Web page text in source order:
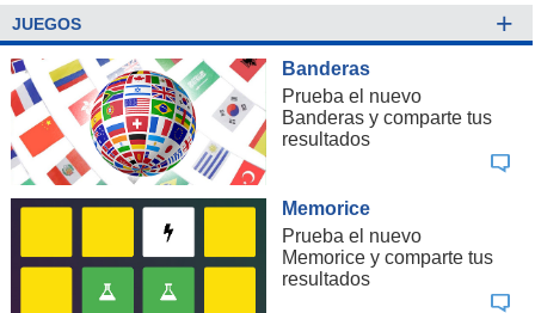
JUEGOS +
Banderas
Prueba el nuevo
Banderas y comparte tus
resultados
Memorice
Prueba el nuevo
Memorice y comparte tus
resultados